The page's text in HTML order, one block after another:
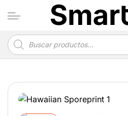
Búsqueda
de
productos